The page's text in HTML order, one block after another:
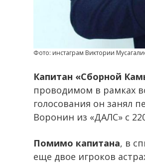
Фото: инстаграм Виктории
Капитан «Сборной
проводимом в рамках
голосования он занял
Воронин из «ДАЛС» с
Помимо капитана, в
еще двое игроков